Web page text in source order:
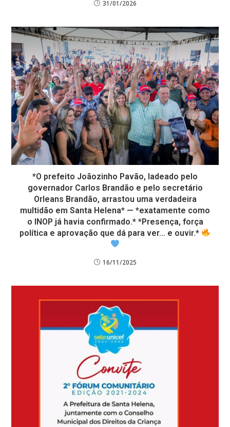
31/01/2026
*O prefeito Joãozinho Pavão, ladeado pelo
governador Carlos Brandão e pelo secretário
Orleans Brandão, arrastou uma verdadeira
multidão em Santa Helena* — *exatamente como
o INOP já havia confirmado.* *Presença, força
política e aprovação que dá para ver… e ouvir.*
16/11/2025